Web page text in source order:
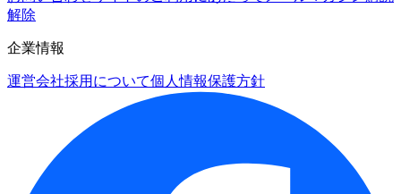
解除
企業情報
運営会社採用について個人情報保護方針